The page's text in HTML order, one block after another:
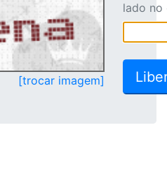
[trocar imagem]
lado no